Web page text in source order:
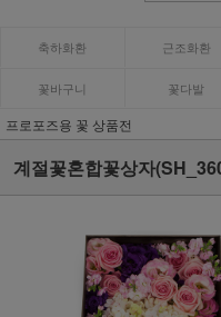
축하화환 근조화환
꽃바구니 꽃다발
프로포즈용 꽃 상품전
계절꽃혼합꽃상자